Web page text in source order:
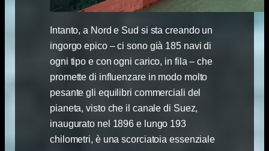
Intanto, a Nord e Sud si sta creando un
ingorgo epico – ci sono già 185 navi di
ogni tipo e con ogni carico, in fila – che
promette di influenzare in modo molto
pesante gli equilibri commerciali del
pianeta, visto che il canale di Suez,
inaugurato nel 1896 e lungo 193
chilometri, è una scorciatoia essenziale